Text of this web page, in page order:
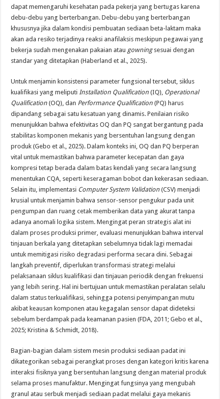
dapat memengaruhi kesehatan pada pekerja yang bertugas karena
debu-debu yang berterbangan. Debu-debu yang berterbangan
khususnya jika dalam kondisi pembuatan sediaan beta-laktam maka
akan ada resiko terjadinya reaksi anafilaksis meskipun pegawai yang
bekerja sudah mengenakan pakaian atau gowning sesuai dengan
standar yang ditetapkan (Haberland et al., 2025).
Untuk menjamin konsistensi parameter fungsional tersebut, siklus
kualifikasi yang meliputi Installation Qualification (IQ), Operational
Qualification (OQ), dan Performance Qualification (PQ) harus
dipandang sebagai satu kesatuan yang dinamis. Penilaian risiko
menunjukkan bahwa efektivitas OQ dan PQ sangat bergantung pada
stabilitas komponen mekanis yang bersentuhan langsung dengan
produk (Gebo et al., 2025). Dalam konteks ini, OQ dan PQ berperan
vital untuk memastikan bahwa parameter kecepatan dan gaya
kompresi tetap berada dalam batas kendali yang secara langsung
menentukan CQA, seperti keseragaman bobot dan kekerasan sediaan.
Selain itu, implementasi Computer System Validation (CSV) menjadi
krusial untuk menjamin bahwa sensor-sensor pengukur pada unit
pengumpan dan ruang cetak memberikan data yang akurat tanpa
adanya anomali logika sistem. Mengingat peran strategis alat ini
dalam proses produksi primer, evaluasi menunjukkan bahwa interval
tinjauan berkala yang ditetapkan sebelumnya tidak lagi memadai
untuk memitigasi risiko degradasi performa secara dini. Sebagai
langkah preventif, diperlukan transformasi strategi melalui
pelaksanaan siklus kualifikasi dan tinjauan periodik dengan frekuensi
yang lebih sering. Hal ini bertujuan untuk memastikan peralatan selalu
dalam status terkualifikasi, sehingga potensi penyimpangan mutu
akibat keausan komponen atau kegagalan sensor dapat dideteksi
sebelum berdampak pada keamanan pasien (FDA, 2011; Gebo et al.,
2025; Kristina & Schmidt, 2018).
Bagian-bagian dalam sistem mesin produksi sediaan padat ini
dikategorikan sebagai perangkat proses dengan kategori kritis karena
interaksi fisiknya yang bersentuhan langsung dengan material produk
selama proses manufaktur. Mengingat fungsinya yang mengubah
granul atau serbuk menjadi sediaan padat melalui gaya mekanis